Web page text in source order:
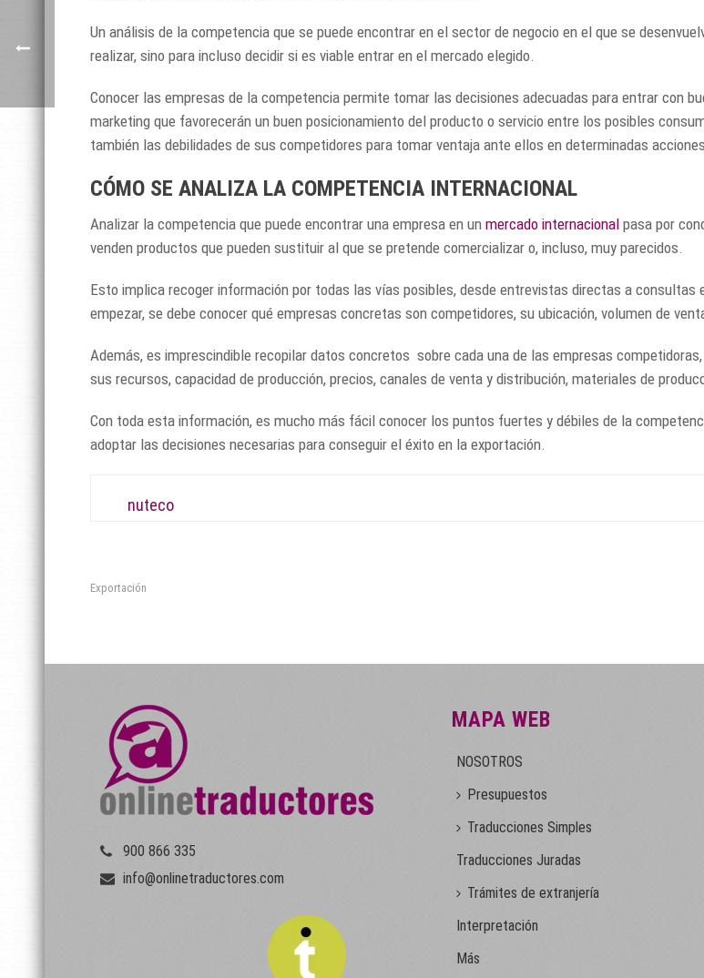
Un análisis de la competencia que se puede encontrar en el sector de negocio en el que se
realizar, sino para incluso decidir si es viable entrar en el mercado elegido.
Conocer las empresas de la competencia permite tomar las decisiones adecuadas para entrar con
marketing que favorecerán un buen posicionamiento del producto o servicio entre los posibles
también las debilidades de sus competidores para tomar ventaja ante ellos en determinadas
CÓMO SE ANALIZA LA COMPETENCIA INTERNACIONAL
Analizar la competencia que puede encontrar una empresa en un mercado internacionalpasa por
venden productos que pueden sustituir al que se pretende comercializar o, incluso, muy parecidos.
Esto implica recoger información por todas las vías posibles, desde entrevistas directas a
empezar, se debe conocer qué empresas concretas son competidores, su ubicación, volumen de
Además, es imprescindible recopilar datos concretos sobre cada una de las empresas
sus recursos, capacidad de producción, precios, canales de venta y distribución, materiales de
Con toda esta información, es mucho más fácil conocer los puntos fuertes y débiles de la
adoptar las decisiones necesarias para conseguir el éxito en la exportación.
nuteco
Exportación
900 866 335
info@onlinetraductores.com
MAPA WEB
NOSOTROS
Presupuestos
Traducciones Simples
Traducciones Juradas
Trámites de extranjería
Interpretación
Más